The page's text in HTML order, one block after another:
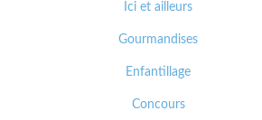
Ici et ailleurs
Gourmandises
Enfantillage
Concours